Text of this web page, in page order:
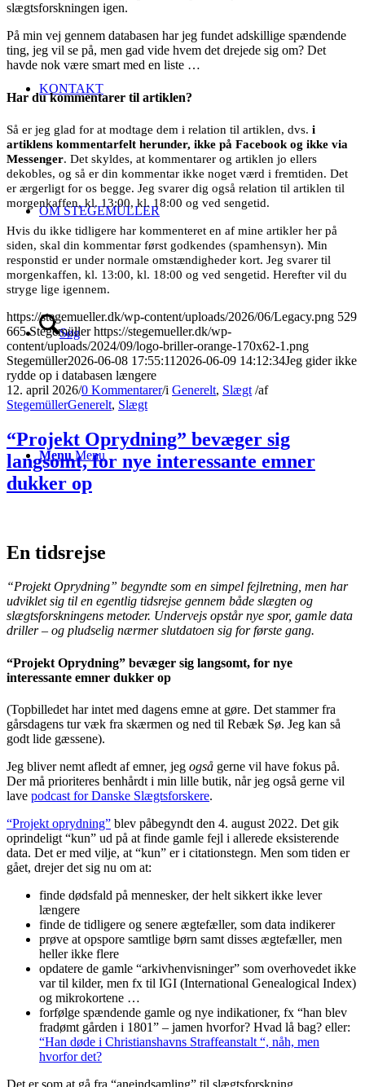
KONTAKT
OM STEGEMÜLLER
Søg
Menu Menu
slægtsforskningen igen.
På min vej gennem databasen har jeg fundet adskillige spændende
ting, jeg vil se på, men gad vide hvem det drejede sig om? Det
havde nok være smart med en liste …
Har du kommentarer til artiklen?
Så er jeg glad for at modtage dem i relation til artiklen, dvs. i
artiklens kommentarfelt herunder, ikke på Facebook og ikke via
Messenger. Det skyldes, at kommentarer og artiklen jo ellers
dekobles, og så er din kommentar ikke noget værd i fremtiden. Det
er ærgerligt for os begge. Jeg svarer dig også relation til artiklen til
morgenkaffen, kl. 13:00, kl. 18:00 og ved sengetid.
Hvis du ikke tidligere har kommenteret en af mine artikler her på
siden, skal din kommentar først godkendes (spamhensyn). Min
responstid er under normale omstændigheder kort. Jeg svarer til
morgenkaffen, kl. 13:00, kl. 18:00 og ved sengetid. Herefter vil du
stryge lige igennem.
https://stegemueller.dk/wp-content/uploads/2026/06/Legacy.png 529
665 Stegemüller https://stegemueller.dk/wp-
content/uploads/2024/09/logo-briller-orange-170x62-1.png
Stegemüller2026-06-08 17:55:11 2026-06-09 14:12:34Jeg gider ikke
rydde op i databasen længere
12. april 2026/0 Kommentarer/i Generelt, Slægt /af
StegemüllerGenerelt, Slægt
“Projekt Oprydning” bevæger sig
langsomt, for nye interessante emner
dukker op
En tidsrejse
“Projekt Oprydning” begyndte som en simpel fejlretning, men har
udviklet sig til en egentlig tidsrejse gennem både slægten og
slægtsforskningens metoder. Undervejs opstår nye spor, gamle data
driller – og pludselig nærmer slutdatoen sig for første gang.
“Projekt Oprydning” bevæger sig langsomt, for nye
interessante emner dukker op
(Topbilledet har intet med dagens emne at gøre. Det stammer fra
gårsdagens tur væk fra skærmen og ned til Rebæk Sø. Jeg kan så
godt lide gæssene).
Jeg bliver nemt afledt af emner, jeg også gerne vil have fokus på.
Der må prioriteres benhårdt i min lille butik, når jeg også gerne vil
lave podcast for Danske Slægtsforskere.
“Projekt oprydning” blev påbegyndt den 4. august 2022. Det gik
oprindeligt “kun” ud på at finde gamle fejl i allerede eksisterende
data. Det er med vilje, at “kun” er i citationstegn. Men som tiden er
gået, drejer det sig nu om at:
finde dødsfald på mennesker, der helt sikkert ikke lever
længere
finde de tidligere og senere ægtefæller, som data indikerer
prøve at opspore samtlige børn samt disses ægtefæller, men
heller ikke flere
opdatere de gamle “arkivhenvisninger” som overhovedet ikke
var til kilder, men fx til IGI (International Genealogical Index)
og mikrokortene …
forfølge spændende gamle og nye indikationer, fx “han blev
fradømt gården i 1801” – jamen hvorfor? Hvad lå bag? eller:
“Han døde i Christianshavns Straffeanstalt “, nåh, men
hvorfor det?
Det er som at gå fra “aneindsamling” til slægtsforskning.